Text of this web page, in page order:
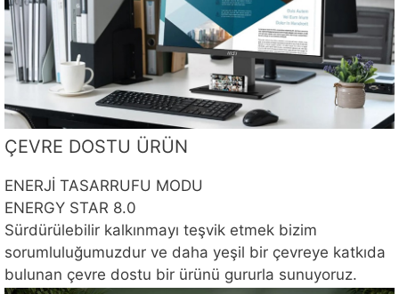
ÇEVRE DOSTU ÜRÜN
ENERJİ TASARRUFU MODU
ENERGY STAR 8.0
Sürdürülebilir kalkınmayı teşvik etmek bizim
sorumluluğumuzdur ve daha yeşil bir çevreye katkıda
bulunan çevre dostu bir ürünü gururla sunuyoruz.